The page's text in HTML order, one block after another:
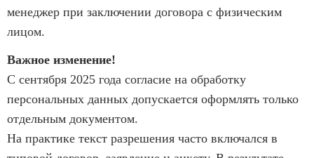
менеджер при заключении договора с физическим
лицом.
Важное изменение!
С сентября 2025 года согласие на обработку
персональных данных допускается оформлять только
отдельным документом.
На практике текст разрешения часто включался в